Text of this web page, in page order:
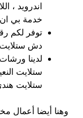
اندرويد ،
خدمة بي
توفر لكم
دش ستلايت
لدينا
ستلايت
ستلايت
وهنا أيضا أعمال